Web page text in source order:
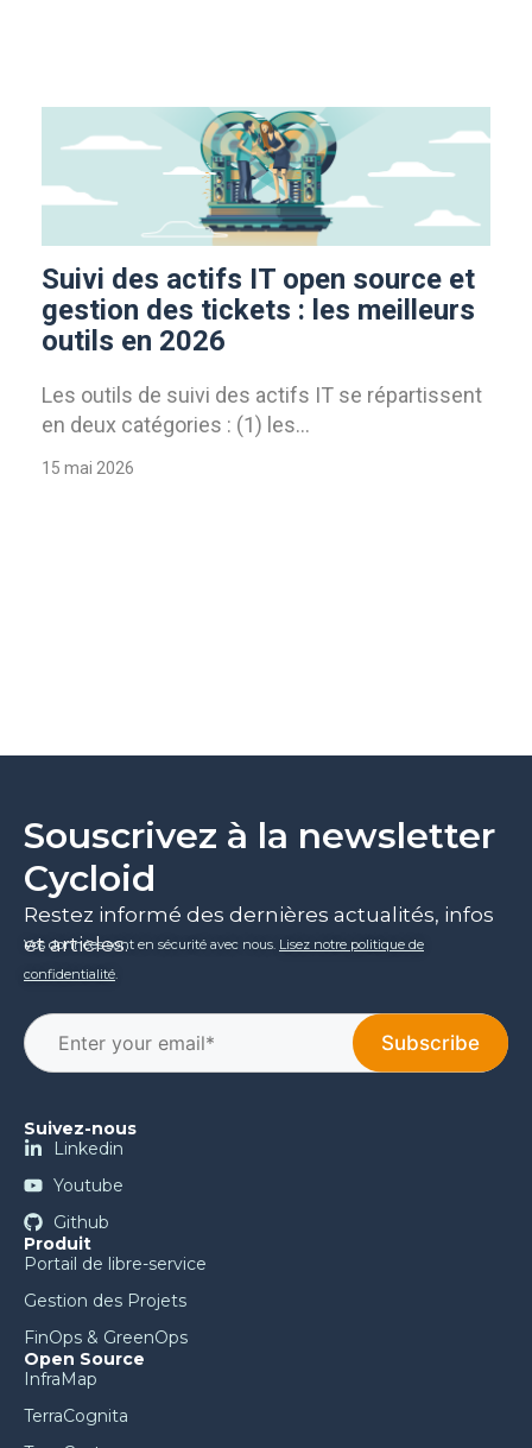
Suivi des actifs IT open source et
gestion des tickets : les meilleurs
outils en 2026
Les outils de suivi des actifs IT se répartissent
en deux catégories : (1) les...
15 mai 2026
Souscrivez à la newsletter
Cycloid
Restez informé des dernières actualités, infos
et articles.
Vos données sont en sécurité avec nous. Lisez notre politique de
confidentialité
Suivez-nous
Linkedin
Youtube
Github
Produit
Portail de libre-service
Gestion des Projets
FinOps & GreenOps
Open Source
InfraMap
TerraCognita